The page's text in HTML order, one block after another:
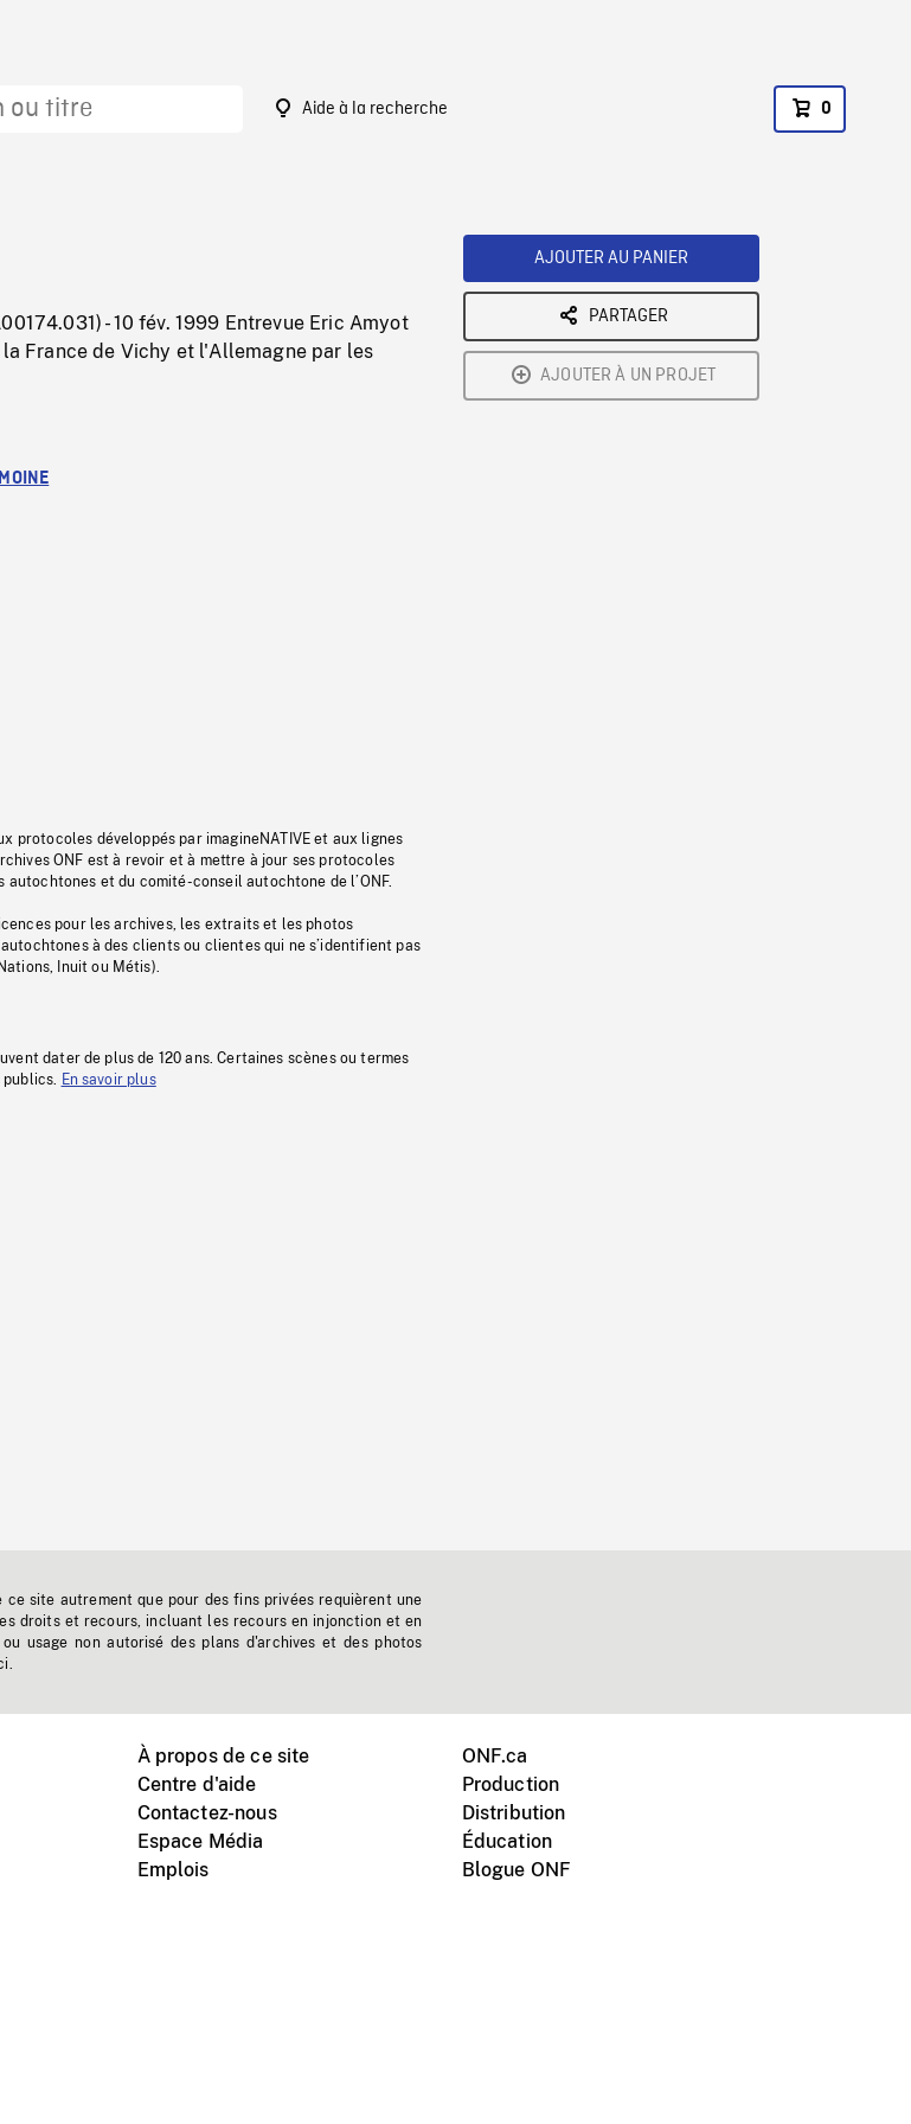
Aide à la recherche 0
- 10 fév. 1999 Entrevue Eric Amyot
France de Vichy et l'Allemagne par les
protocoles développés par imagineNATIVE et aux lignes
ONF est à revoir et à mettre à jour ses protocoles
autochtones et du comité-conseil autochtone de l’ONF.
pour les archives, les extraits et les photos
à des clients ou clientes qui ne s’identifient pas
Inuit ou Métis).
dater de plus de 120 ans. Certaines scènes ou termes
En savoir plus
AJOUTER AU PANIER
PARTAGER
AJOUTER À UN PROJET
ce site autrement que pour des fins privées requièrent une
droits et recours, incluant les recours en injonction et en
usage non autorisé des plans d'archives et des photos
À propos de ce site
Centre d'aide
Contactez-nous
Espace Média
Emplois
ONF.ca
Production
Distribution
Éducation
Blogue ONF